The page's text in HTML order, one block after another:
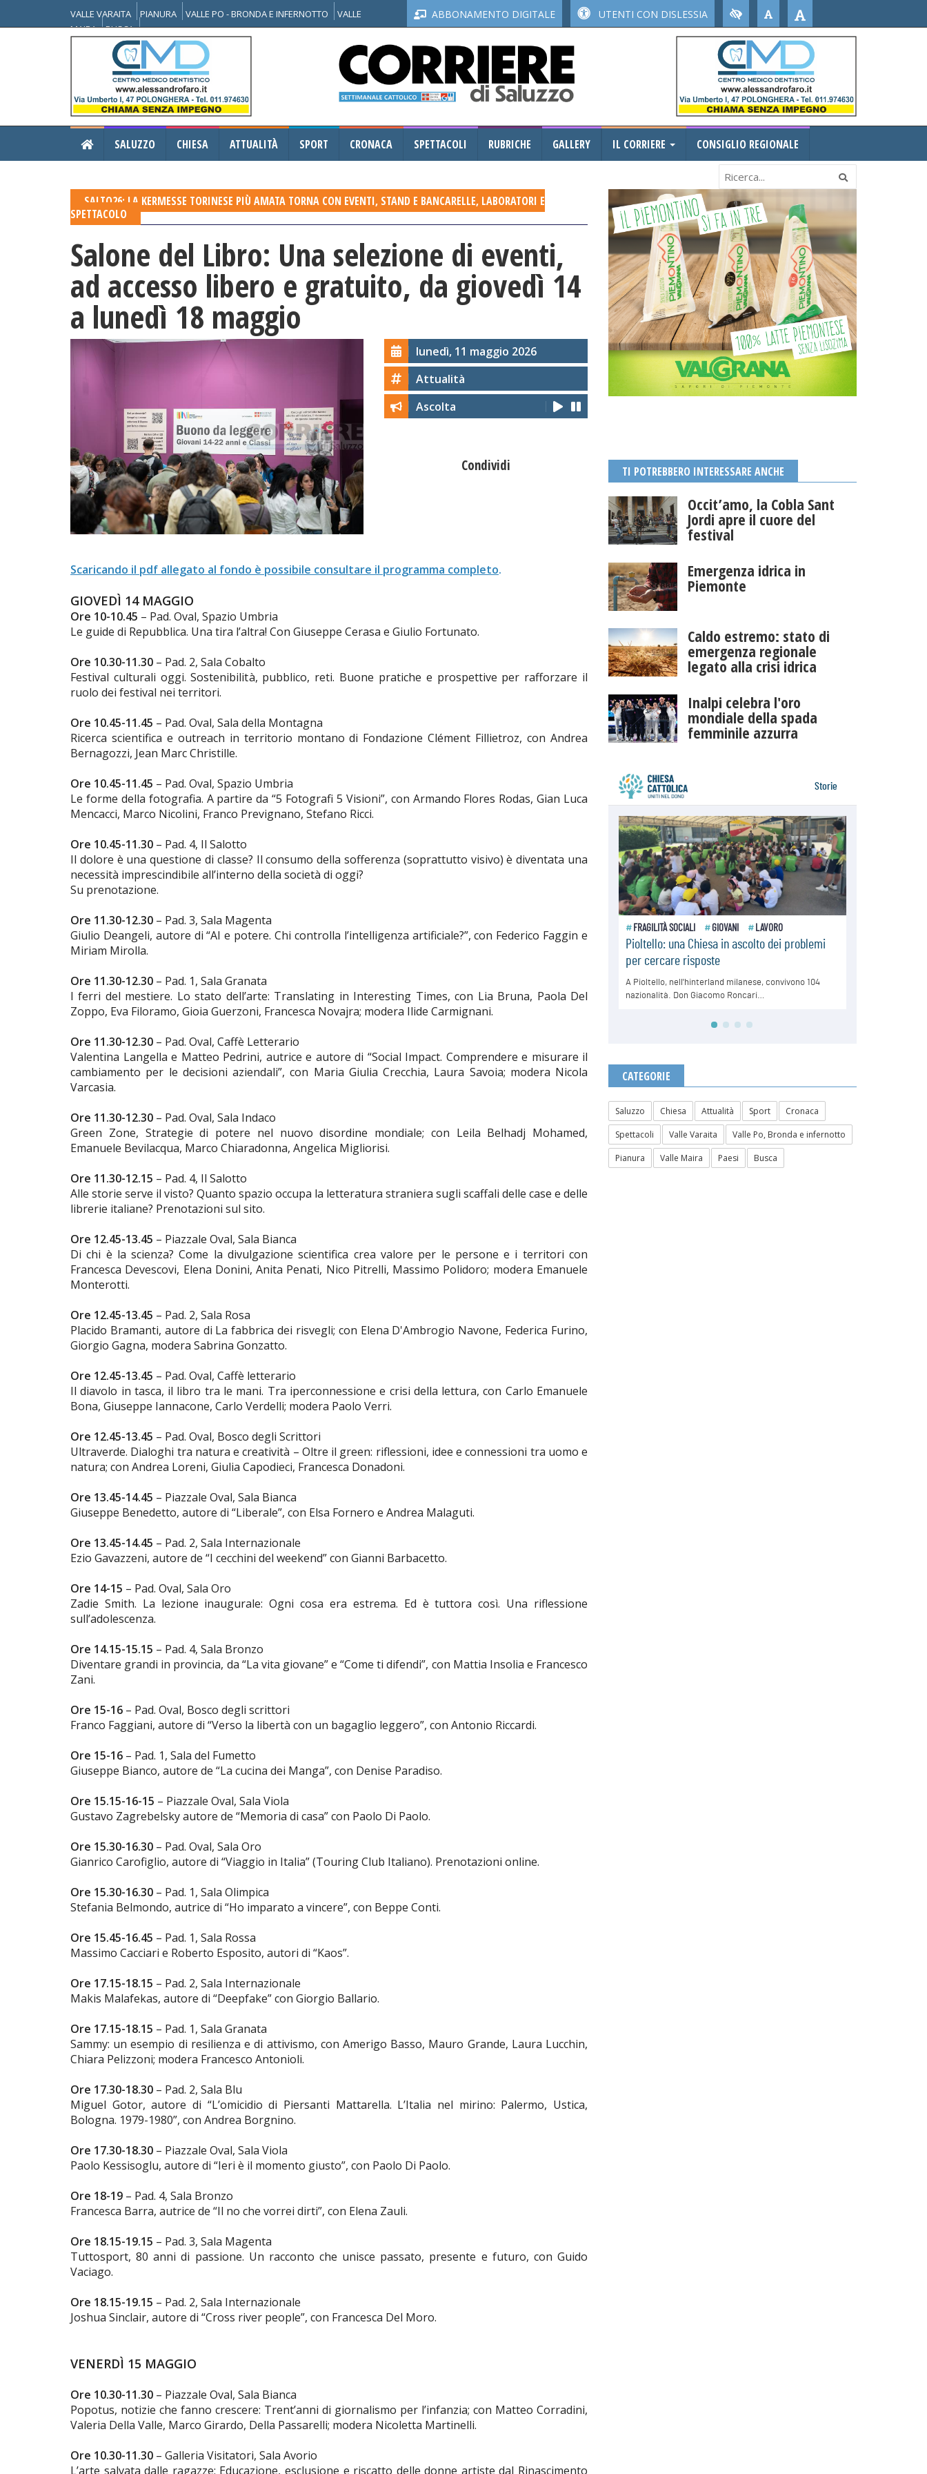
VALLE VARAITA PIANURA VALLE PO - BRONDA E INFERNOTTO
VALLE
MAIRA
BUSCA
ABBONAMENTO DIGITALE UTENTI CON DISLESSIA
SALUZZO CHIESA ATTUALITÀ SPORT CRONACA SPETTACOLI RUBRICHE GALLERY IL CORRIERE CONSIGLIO REGIONALE
SALTO26: LA KERMESSE TORINESE PIÙ AMATA TORNA CON EVENTI, STAND E BANCARELLE, LABORATORI E
SPETTACOLO
Salone del Libro: Una selezione di eventi,
ad accesso libero e gratuito, da giovedì 14
a lunedì 18 maggio
lunedì, 11 maggio 2026
Attualità
Ascolta
Condividi
Scaricando il pdf allegato al fondo è possibile consultare il programma completo.
GIOVEDÌ 14 MAGGIO
Ore 10-10.45 – Pad. Oval, Spazio Umbria
Le guide di Repubblica. Una tira l’altra! Con Giuseppe Cerasa e Giulio Fortunato.
Ore 10.30-11.30 – Pad. 2, Sala Cobalto
Festival culturali oggi. Sostenibilità, pubblico, reti. Buone pratiche e prospettive per rafforzare il
ruolo dei festival nei territori.
Ore 10.45-11.45 – Pad. Oval, Sala della Montagna
Ricerca scientifica e outreach in territorio montano di Fondazione Clément Fillietroz, con Andrea
Bernagozzi, Jean Marc Christille.
Ore 10.45-11.45 – Pad. Oval, Spazio Umbria
Le forme della fotografia. A partire da “5 Fotografi 5 Visioni”, con Armando Flores Rodas, Gian Luca
Mencacci, Marco Nicolini, Franco Prevignano, Stefano Ricci.
Ore 10.45-11.30 – Pad. 4, Il Salotto
Il dolore è una questione di classe? Il consumo della sofferenza (soprattutto visivo) è diventata una
necessità imprescindibile all’interno della società di oggi?
Su prenotazione.
Ore 11.30-12.30 – Pad. 3, Sala Magenta
Giulio Deangeli, autore di “AI e potere. Chi controlla l’intelligenza artificiale?”, con Federico Faggin e
Miriam Mirolla.
Ore 11.30-12.30 – Pad. 1, Sala Granata
I ferri del mestiere. Lo stato dell’arte: Translating in Interesting Times, con Lia Bruna, Paola Del
Zoppo, Eva Filoramo, Gioia Guerzoni, Francesca Novajra; modera Ilide Carmignani.
Ore 11.30-12.30 – Pad. Oval, Caffè Letterario
Valentina Langella e Matteo Pedrini, autrice e autore di “Social Impact. Comprendere e misurare il
cambiamento per le decisioni aziendali”, con Maria Giulia Crecchia, Laura Savoia; modera Nicola
Varcasia.
Ore 11.30-12.30 – Pad. Oval, Sala Indaco
Green Zone, Strategie di potere nel nuovo disordine mondiale; con Leila Belhadj Mohamed,
Emanuele Bevilacqua, Marco Chiaradonna, Angelica Migliorisi.
Ore 11.30-12.15 – Pad. 4, Il Salotto
Alle storie serve il visto? Quanto spazio occupa la letteratura straniera sugli scaffali delle case e delle
librerie italiane? Prenotazioni sul sito.
Ore 12.45-13.45 – Piazzale Oval, Sala Bianca
Di chi è la scienza? Come la divulgazione scientifica crea valore per le persone e i territori con
Francesca Devescovi, Elena Donini, Anita Penati, Nico Pitrelli, Massimo Polidoro; modera Emanuele
Monterotti.
Ore 12.45-13.45 – Pad. 2, Sala Rosa
Placido Bramanti, autore di La fabbrica dei risvegli; con Elena D'Ambrogio Navone, Federica Furino,
Giorgio Gagna, modera Sabrina Gonzatto.
Ore 12.45-13.45 – Pad. Oval, Caffè letterario
Il diavolo in tasca, il libro tra le mani. Tra iperconnessione e crisi della lettura, con Carlo Emanuele
Bona, Giuseppe Iannacone, Carlo Verdelli; modera Paolo Verri.
Ore 12.45-13.45 – Pad. Oval, Bosco degli Scrittori
Ultraverde. Dialoghi tra natura e creatività – Oltre il green: riflessioni, idee e connessioni tra uomo e
natura; con Andrea Loreni, Giulia Capodieci, Francesca Donadoni.
Ore 13.45-14.45 – Piazzale Oval, Sala Bianca
Giuseppe Benedetto, autore di “Liberale”, con Elsa Fornero e Andrea Malaguti.
Ore 13.45-14.45 – Pad. 2, Sala Internazionale
Ezio Gavazzeni, autore de “I cecchini del weekend” con Gianni Barbacetto.
Ore 14-15 – Pad. Oval, Sala Oro
Zadie Smith. La lezione inaugurale: Ogni cosa era estrema. Ed è tuttora così. Una riflessione
sull’adolescenza.
Ore 14.15-15.15 – Pad. 4, Sala Bronzo
Diventare grandi in provincia, da “La vita giovane” e “Come ti difendi”, con Mattia Insolia e Francesco
Zani.
Ore 15-16 – Pad. Oval, Bosco degli scrittori
Franco Faggiani, autore di “Verso la libertà con un bagaglio leggero”, con Antonio Riccardi.
Ore 15-16 – Pad. 1, Sala del Fumetto
Giuseppe Bianco, autore de “La cucina dei Manga”, con Denise Paradiso.
Ore 15.15-16-15 – Piazzale Oval, Sala Viola
Gustavo Zagrebelsky autore de “Memoria di casa” con Paolo Di Paolo.
Ore 15.30-16.30 – Pad. Oval, Sala Oro
Gianrico Carofiglio, autore di “Viaggio in Italia” (Touring Club Italiano). Prenotazioni online.
Ore 15.30-16.30 – Pad. 1, Sala Olimpica
Stefania Belmondo, autrice di “Ho imparato a vincere”, con Beppe Conti.
Ore 15.45-16.45 – Pad. 1, Sala Rossa
Massimo Cacciari e Roberto Esposito, autori di “Kaos”.
Ore 17.15-18.15 – Pad. 2, Sala Internazionale
Makis Malafekas, autore di “Deepfake” con Giorgio Ballario.
Ore 17.15-18.15 – Pad. 1, Sala Granata
Sammy: un esempio di resilienza e di attivismo, con Amerigo Basso, Mauro Grande, Laura Lucchin,
Chiara Pelizzoni; modera Francesco Antonioli.
Ore 17.30-18.30 – Pad. 2, Sala Blu
Miguel Gotor, autore di “L’omicidio di Piersanti Mattarella. L’Italia nel mirino: Palermo, Ustica,
Bologna. 1979-1980”, con Andrea Borgnino.
Ore 17.30-18.30 – Piazzale Oval, Sala Viola
Paolo Kessisoglu, autore di “Ieri è il momento giusto”, con Paolo Di Paolo.
Ore 18-19 – Pad. 4, Sala Bronzo
Francesca Barra, autrice de “Il no che vorrei dirti”, con Elena Zauli.
Ore 18.15-19.15 – Pad. 3, Sala Magenta
Tuttosport, 80 anni di passione. Un racconto che unisce passato, presente e futuro, con Guido
Vaciago.
Ore 18.15-19.15 – Pad. 2, Sala Internazionale
Joshua Sinclair, autore di “Cross river people”, con Francesca Del Moro.
VENERDÌ 15 MAGGIO
Ore 10.30-11.30 – Piazzale Oval, Sala Bianca
Popotus, notizie che fanno crescere: Trent’anni di giornalismo per l’infanzia; con Matteo Corradini,
Valeria Della Valle, Marco Girardo, Della Passarelli; modera Nicoletta Martinelli.
Ore 10.30-11.30 – Galleria Visitatori, Sala Avorio
L’arte salvata dalle ragazze: Educazione, esclusione e riscatto delle donne artiste dal Rinascimento
TI POTREBBERO INTERESSARE ANCHE
Occit’amo, la Cobla Sant
Jordi apre il cuore del
festival
Emergenza idrica in
Piemonte
Caldo estremo: stato di
emergenza regionale
legato alla crisi idrica
Inalpi celebra l'oro
mondiale della spada
femminile azzurra
CATEGORIE
Saluzzo Chiesa Attualità Sport
Cronaca
Spettacoli
Valle Varaita
Valle Po, Bronda e infernotto
Pianura
Valle Maira Paesi Busca